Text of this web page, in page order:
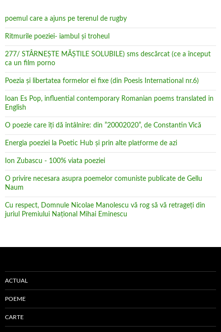
poemul care a ajuns pe terenul de rugby
Ritmurile poeziei- iambul și troheul
277/ STÂRNEȘTE MĂȘTILE SOLUBILE) sms descărcat (ce a început
ca un film porno
Poezia şi libertatea formelor ei fixe (din Poesis International nr.6)
Ioan Es Pop, influential contemporary Romanian poems translated in
English
O poezie care îți dă întâlnire: din ”20002020”, de Constantin Vică
Energia poeziei la Poetic Hub și prin alte platforme de azi
Ion Zubascu - 100% viata poeziei
O privire necesara asupra poemelor comuniste publicate de Gellu
Naum
Cu respect, Domnule Nicolae Manolescu vă rog să vă retrageţi din
juriul Premiului Naţional Mihai Eminescu
ACTUAL
POEME
CARTE